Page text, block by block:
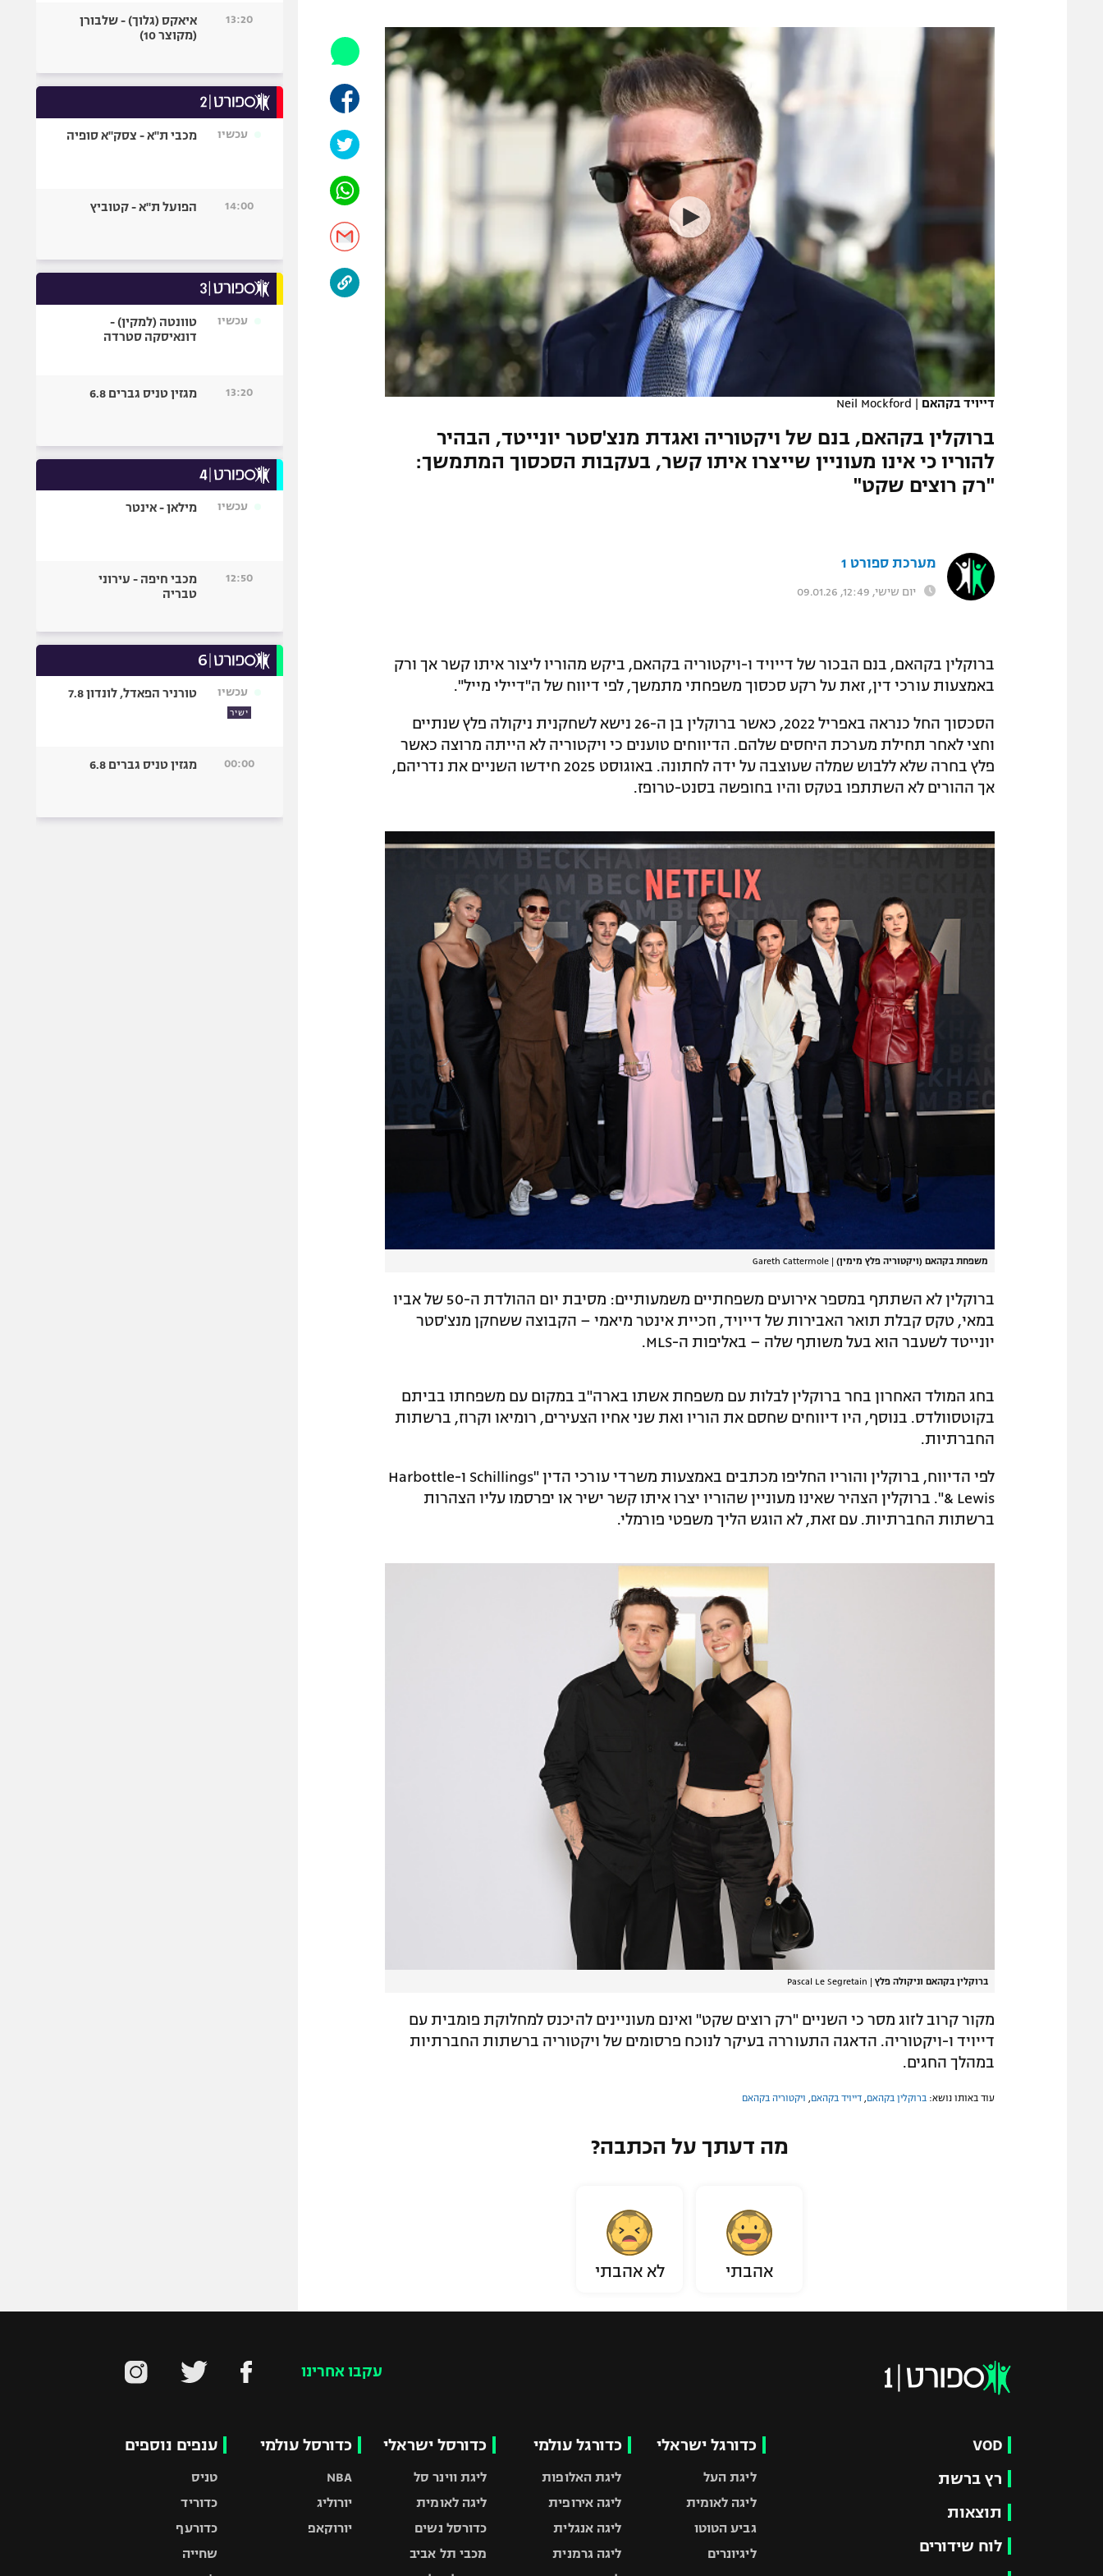
תקנון משתתפים וזוכים בפרסים
תקנון עבור פעילות אלקטרה
תקנון עבור פעילות ספורט 1 – "מרלן"
גיימינג E-Sports
רשיון להקרנה פומבית לבית עסק
הצטרפות לחבילת הערוצים
לוח דרושים – ג'ובנט
הפועל תל אביב
הפועל חיפה
הפועל באר שבע
מכבי נתניה
בני יהודה
ליגה סינית
ליגה ברזילאית
ליגות נוספות
אופניים
כדורמים
פוטבול אמריקאי NFL
בייסבול MLB
דייויד בקהאם |
Neil Mockford
ברוקלין בקהאם, בנם של ויקטוריה ואגדת מנצ'סטר יונייטד, הבהיר
להוריו כי אינו מעוניין שייצרו איתו קשר, בעקבות הסכסוך המתמשך:
"רק רוצים שקט"
מערכת ספורט 1
יום שישי, 12:49, 09.01.26
ברוקלין בקהאם, בנם הבכור של דייויד ו-ויקטוריה בקהאם, ביקש מהוריו ליצור איתו קשר אך ורק
באמצעות עורכי דין, זאת על רקע סכסוך משפחתי מתמשך, לפי דיווח של ה"דיילי מייל".
הסכסוך החל כנראה באפריל 2022, כאשר ברוקלין בן ה-26 נישא לשחקנית ניקולה פלץ שנתיים
וחצי לאחר תחילת מערכת היחסים שלהם. הדיווחים טוענים כי ויקטוריה לא הייתה מרוצה כאשר
פלץ בחרה שלא ללבוש שמלה שעוצבה על ידה לחתונה. באוגוסט 2025 חידשו השניים את נדריהם,
אך ההורים לא השתתפו בטקס והיו בחופשה בסנט-טרופז.
משפחת בקהאם (ויקטוריה פלץ מימין) |
Gareth Cattermole
ברוקלין לא השתתף במספר אירועים משפחתיים משמעותיים: מסיבת יום ההולדת ה-50 של אביו
במאי, טקס קבלת תואר האבירות של דייויד, וזכיית אינטר מיאמי – הקבוצה ששחקן מנצ'סטר
יונייטד לשעבר הוא בעל משותף שלה – באליפות ה-MLS.
בחג המולד האחרון בחר ברוקלין לבלות עם משפחת אשתו בארה"ב במקום עם משפחתו בביתם
בקוטסוולדס. בנוסף, היו דיווחים שחסם את הוריו ואת שני אחיו הצעירים, רומיאו וקרוז, ברשתות
החברתיות.
לפי הדיווח, ברוקלין והוריו החליפו מכתבים באמצעות משרדי עורכי הדין "Schillings ו-Harbottle
& Lewis". ברוקלין הצהיר שאינו מעוניין שהוריו יצרו איתו קשר ישיר או יפרסמו עליו הצהרות
ברשתות החברתיות. עם זאת, לא הוגש הליך משפטי פורמלי.
ברוקלין בקהאם וניקולה פלץ Pascal Le Segretain
מקור קרוב לזוג מסר כי השניים "רק רוצים שקט" ואינם מעוניינים להיכנס למחלוקת פומבית עם
דייויד ו-ויקטוריה. הדאגה התעוררה בעיקר לנוכח פרסומים של ויקטוריה ברשתות החברתיות
במהלך החגים.
עוד באותו נושא: ברוקלין בקהאם דייויד בקהאם ויקטוריה בקהאם
מה דעתך על הכתבה?
אהבתי לא אהבתי
13:20
איאקס (גלוך) - שלבורן
(מקוצר 10)
עכשיו מכבי ת"א - צסק"א סופיה
14:00 הפועל ת"א - קטוביץ
עכשיו
טוונטה (למקין) -
דונאיסקה סטרדה
13:20 מגזין טניס גברים 6.8
עכשיו מילאן - אינטר
12:50
מכבי חיפה - עירוני
טבריה
עכשיו
ישיר
טורניר הפאדל, לונדון 7.8
00:00 מגזין טניס גברים 6.8
עקבו אחרינו
VOD
רץ ברשת
תוצאות
לוח שידורים
כדורגל ישראלי
ליגת העל
ליגה לאומית
גביע הטוטו
ליגיונרים
כדורגל עולמי
ליגת האלופות
ליגה אירופית
ליגה אנגלית
ליגה גרמנית
כדורסל ישראלי
ליגת ווינר סל
ליגה לאומית
כדורסל נשים
מכבי תל אביב
כדורסל עולמי
NBA
יורוליג
יורוקאפ
ענפים נוספים
טניס
כדוריד
כדורעף
שחייה